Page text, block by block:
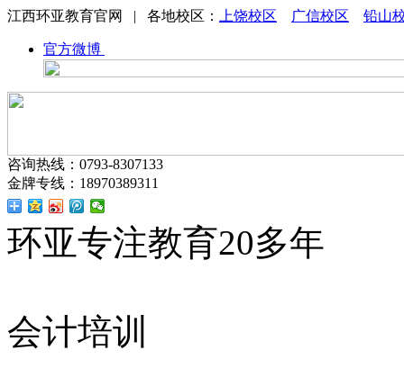
江西环亚教育官网 | 各地校区： 上饶校区 广信校区 铅山
官方微博
咨询热线：0793-8307133
金牌专线：18970389311
环亚专注教育20多年
会计培训